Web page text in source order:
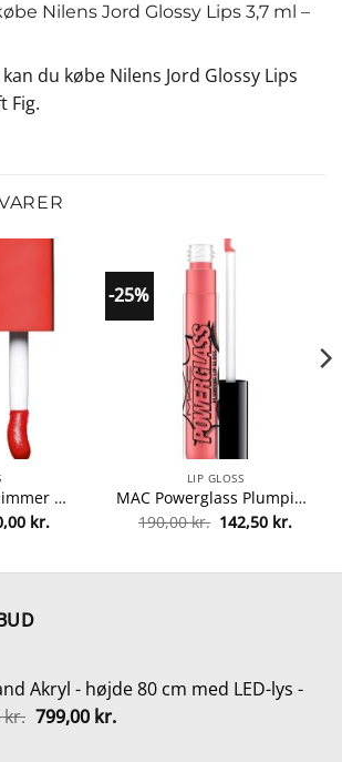
Nilens Jord Glossy Lips 3,7 ml –
du købe Nilens Jord Glossy Lips
Fig.
Clarins Lip Oil Shimmer 7 ml – 07 Red Hot fra Clarins
kr..
kr.Den
150,00 kr..
-25%
LIP GLOSS
MAC Powerglass Plumping Lip Gloss 2,8 ml – Captain Glam fra MAC Cosmetics
190,00kr. Den
oprindelige
190,00 kr..
142,50 kr.Den
Akryl - højde 80 cm med LED-lys -
kr. Den
799,00 kr.Den